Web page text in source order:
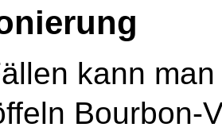
kann
Bourbon-